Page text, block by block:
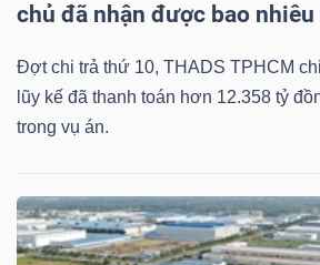
chủ đã nhận được bao nhiêu
Đợt chi trả thứ 10, THADS TPHCM
lũy kế đã thanh toán hơn 12.358 tỷ
trong vụ án.